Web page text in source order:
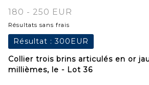
180 - 250 EUR
Résultats sans frais
Résultat :300EUR
Collier trois brins articulés en or
millièmes, le - Lot 36